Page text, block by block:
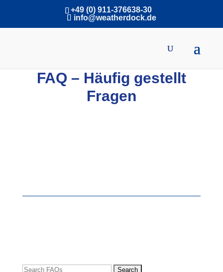
+49 (0) 911-376638-30
info@weatherdock.de
English|
FAQ – Häufig gestellt
Fragen